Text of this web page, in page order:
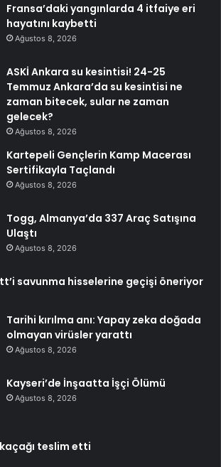
Fransa’daki yangınlarda 4 itfaiye eri
hayatını kaybetti
Ağustos 8, 2026
ASKİ Ankara su kesintisi! 24-25
Temmuz Ankara’da su kesintisi ne
zaman bitecek, sular ne zaman
gelecek?
Ağustos 8, 2026
Kartepeli Gençlerin Kamp Macerası
Sertifikayla Taçlandı
Ağustos 8, 2026
Togg, Almanya’da 337 Araç Satışına
Ulaştı
Ağustos 8, 2026
savunma hisselerine geçişi öneriyor
Tarihi kırılma anı: Yapay zeka doğada
olmayan virüsler yarattı
Ağustos 8, 2026
Kayseri’de İnşaatta İşçi Ölümü
Ağustos 8, 2026
teslim etti